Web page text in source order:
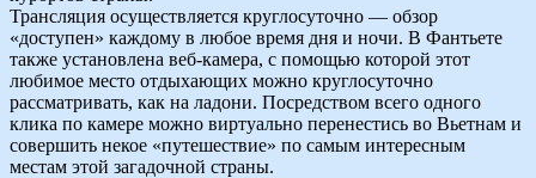
Трансляция осуществляется круглосуточно — обзор
«доступен» каждому в любое время дня и ночи. В Фантьете
также установлена веб-камера, с помощью которой этот
любимое место отдыхающих можно круглосуточно
рассматривать, как на ладони. Посредством всего одного
клика по камере можно виртуально перенестись во Вьетнам и
совершить некое «путешествие» по самым интересным
местам этой загадочной страны.